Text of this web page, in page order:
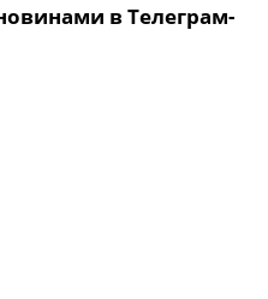
в Телеграм-